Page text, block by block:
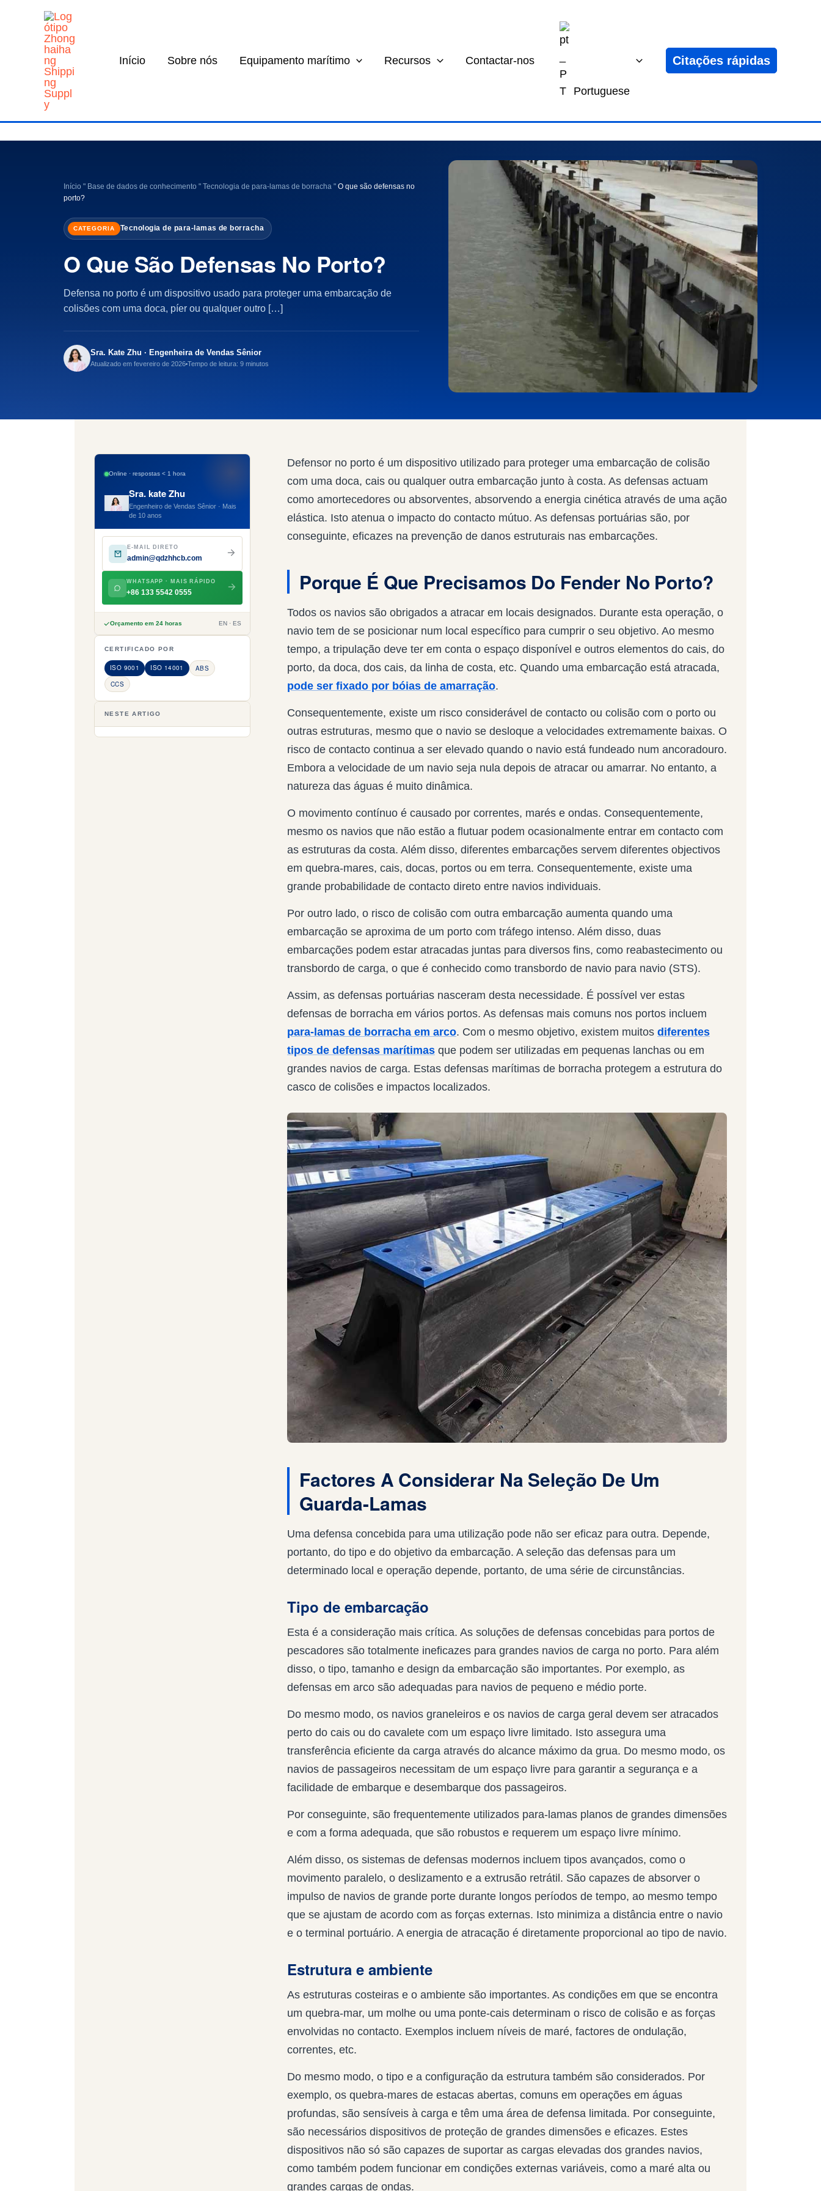
Início Sobre nós Equipamento marítimo Recursos Contactar-nos
Portuguese
Citações rápidas
Início " Base de dados de conhecimento " Tecnologia de para-lamas de borracha " O que são defensas no
porto?
CATEGORIA Tecnologia de para-lamas de borracha
O Que São Defensas No Porto?
Defensa no porto é um dispositivo usado para proteger uma embarcação de
colisões com uma doca, píer ou qualquer outro […]
Sra. Kate Zhu · Engenheira de Vendas Sênior
Atualizado em fevereiro de 2026 Tempo de leitura: 9 minutos
Online · respostas < 1 hora
Sra. kate Zhu
Engenheiro de Vendas Sênior · Mais
de 10 anos
E-MAIL DIRETO
admin@qdzhhcb.com
WHATSAPP · MAIS RÁPIDO
+86 133 5542 0555
Orçamento em 24 horas EN · ES
CERTIFICADO POR
ISO 9001 ISO 14001
ABS
CCS
NESTE ARTIGO
Defensor no porto é um dispositivo utilizado para proteger uma embarcação de colisão
com uma doca, cais ou qualquer outra embarcação junto à costa. As defensas actuam
como amortecedores ou absorventes, absorvendo a energia cinética através de uma ação
elástica. Isto atenua o impacto do contacto mútuo. As defensas portuárias são, por
conseguinte, eficazes na prevenção de danos estruturais nas embarcações.
Porque É Que Precisamos Do Fender No Porto?
Todos os navios são obrigados a atracar em locais designados. Durante esta operação, o
navio tem de se posicionar num local específico para cumprir o seu objetivo. Ao mesmo
tempo, a tripulação deve ter em conta o espaço disponível e outros elementos do cais, do
porto, da doca, dos cais, da linha de costa, etc. Quando uma embarcação está atracada,
pode ser fixado por bóias de amarração.
Consequentemente, existe um risco considerável de contacto ou colisão com o porto ou
outras estruturas, mesmo que o navio se desloque a velocidades extremamente baixas. O
risco de contacto continua a ser elevado quando o navio está fundeado num ancoradouro.
Embora a velocidade de um navio seja nula depois de atracar ou amarrar. No entanto, a
natureza das águas é muito dinâmica.
O movimento contínuo é causado por correntes, marés e ondas. Consequentemente,
mesmo os navios que não estão a flutuar podem ocasionalmente entrar em contacto com
as estruturas da costa. Além disso, diferentes embarcações servem diferentes objectivos
em quebra-mares, cais, docas, portos ou em terra. Consequentemente, existe uma
grande probabilidade de contacto direto entre navios individuais.
Por outro lado, o risco de colisão com outra embarcação aumenta quando uma
embarcação se aproxima de um porto com tráfego intenso. Além disso, duas
embarcações podem estar atracadas juntas para diversos fins, como reabastecimento ou
transbordo de carga, o que é conhecido como transbordo de navio para navio (STS).
Assim, as defensas portuárias nasceram desta necessidade. É possível ver estas
defensas de borracha em vários portos. As defensas mais comuns nos portos incluem
para-lamas de borracha em arco. Com o mesmo objetivo, existem muitos diferentes
tipos de defensas marítimas que podem ser utilizadas em pequenas lanchas ou em
grandes navios de carga. Estas defensas marítimas de borracha protegem a estrutura do
casco de colisões e impactos localizados.
Factores A Considerar Na Seleção De Um
Guarda-Lamas
Uma defensa concebida para uma utilização pode não ser eficaz para outra. Depende,
portanto, do tipo e do objetivo da embarcação. A seleção das defensas para um
determinado local e operação depende, portanto, de uma série de circunstâncias.
Tipo de embarcação
Esta é a consideração mais crítica. As soluções de defensas concebidas para portos de
pescadores são totalmente ineficazes para grandes navios de carga no porto. Para além
disso, o tipo, tamanho e design da embarcação são importantes. Por exemplo, as
defensas em arco são adequadas para navios de pequeno e médio porte.
Do mesmo modo, os navios graneleiros e os navios de carga geral devem ser atracados
perto do cais ou do cavalete com um espaço livre limitado. Isto assegura uma
transferência eficiente da carga através do alcance máximo da grua. Do mesmo modo, os
navios de passageiros necessitam de um espaço livre para garantir a segurança e a
facilidade de embarque e desembarque dos passageiros.
Por conseguinte, são frequentemente utilizados para-lamas planos de grandes dimensões
e com a forma adequada, que são robustos e requerem um espaço livre mínimo.
Além disso, os sistemas de defensas modernos incluem tipos avançados, como o
movimento paralelo, o deslizamento e a extrusão retrátil. São capazes de absorver o
impulso de navios de grande porte durante longos períodos de tempo, ao mesmo tempo
que se ajustam de acordo com as forças externas. Isto minimiza a distância entre o navio
e o terminal portuário. A energia de atracação é diretamente proporcional ao tipo de navio.
Estrutura e ambiente
As estruturas costeiras e o ambiente são importantes. As condições em que se encontra
um quebra-mar, um molhe ou uma ponte-cais determinam o risco de colisão e as forças
envolvidas no contacto. Exemplos incluem níveis de maré, factores de ondulação,
correntes, etc.
Do mesmo modo, o tipo e a configuração da estrutura também são considerados. Por
exemplo, os quebra-mares de estacas abertas, comuns em operações em águas
profundas, são sensíveis à carga e têm uma área de defensa limitada. Por conseguinte,
são necessários dispositivos de proteção de grandes dimensões e eficazes. Estes
dispositivos não só são capazes de suportar as cargas elevadas dos grandes navios,
como também podem funcionar em condições externas variáveis, como a maré alta ou
grandes cargas de ondas.